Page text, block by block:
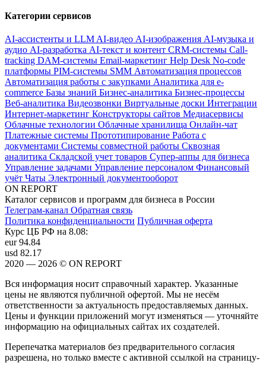
Категории сервисов
AI-ассистенты и LLM AI-видео AI-изображения AI-музыка и
аудио AI-разработка AI-текст и контент CRM-системы Call-
tracking DAM-системы Email-маркетинг Help Desk No-code
платформы PIM-системы SMM Автоматизация процессов
Автоматизация работы с закупками Аналитика для e-
commerce Базы знаний Бизнес-аналитика Бизнес-процессы
Веб-аналитика Видеозвонки Виртуальные доски Интеграции
Интернет-маркетинг Конструкторы сайтов Медиасервисы
Облачные технологии Облачные хранилища Онлайн-чат
Платежные системы Прототипирование Работа с
документами Системы совместной работы Сквозная
аналитика Складской учет товаров Супер-аппы для бизнеса
Управление задачами Управление персоналом Финансовый
учёт Чаты Электронный документооборот
ON REPORT
Каталог сервисов и программ для бизнеса в России
Телеграм-канал Обратная связь
Политика конфиденциальности Публичная оферта
Курс ЦБ РФ на 8.08:
eur94.84
usd 82.17
2020 — 2026 © ON REPORT
Вся информация носит справочный характер. Указанные
цены не являются публичной офертой. Мы не несём
ответственности за актуальность предоставляемых данных.
Цены и функции приложений могут изменяться — уточняйте
информацию на официальных сайтах их создателей.
Перепечатка материалов без предварительного согласия
разрешена, но только вместе с активной ссылкой на страницу-